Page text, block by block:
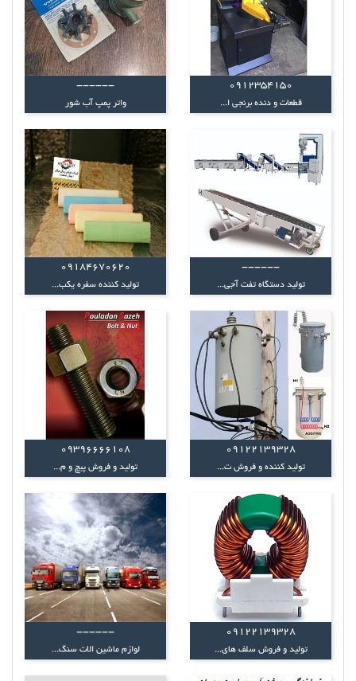
0912354150
قطعات و دنده برنجی ا...
------
واتر پمپ آب شور
------
تولید دستگاه تفت آجی...
09184670620
تولید کننده سفره یکب...
09122139328
تولید کننده و فروش ت...
09396666108
تولید و فروش پیچ و م...
09122139328
تولید و فروش سلف های...
------
لوازم ماشین الات سنگ...